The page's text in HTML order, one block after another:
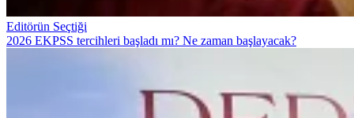
Editörün Seçtiği
2026 EKPSS tercihleri başladı mı? Ne zaman başlayacak?